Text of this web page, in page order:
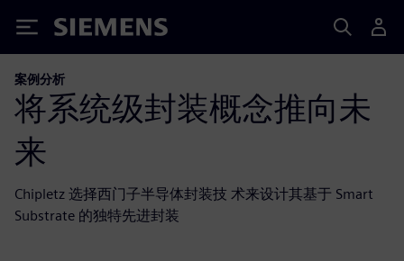
Siemens
案例分析
将系统级封装概念推向未
来
Chipletz 选择西门子半导体封装技 术来设计其基于 Smart
Substrate 的独特先进封装